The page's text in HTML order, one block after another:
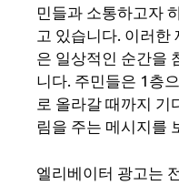
민들과 소통하고자
고 있습니다. 이러한
은 일상적인 순간을
니다. 주민들은 1층
로 올라갈 때까지 기
림을 주는 메시지를
엘리베이터 광고는